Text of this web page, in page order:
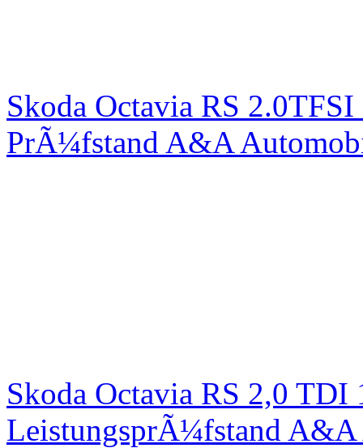
Skoda Octavia RS
PrÃ¼fstand A&A
Skoda Octavia RS 2,0
LeistungsprÃ¼fstand